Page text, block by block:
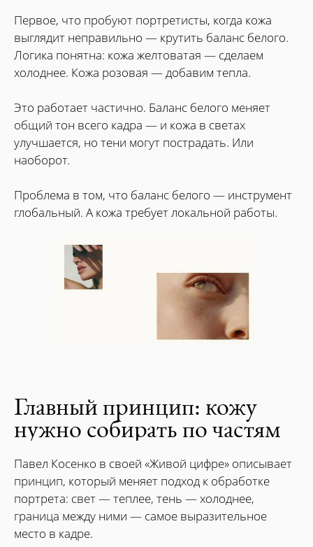
Первое, что пробуют портретисты, когда кожа
выглядит неправильно — крутить баланс белого.
Логика понятна: кожа желтоватая — сделаем
холоднее. Кожа розовая — добавим тепла.
Это работает частично. Баланс белого меняет
общий тон всего кадра — и кожа в светах
улучшается, но тени могут пострадать. Или
наоборот.
Проблема в том, что баланс белого — инструмент
глобальный. А кожа требует локальной работы.
Главный принцип: кожу
нужно собирать по частям
Павел Косенко в своей «Живой цифре» описывает
принцип, который меняет подход к обработке
портрета: свет — теплее, тень — холоднее,
граница между ними — самое выразительное
место в кадре.